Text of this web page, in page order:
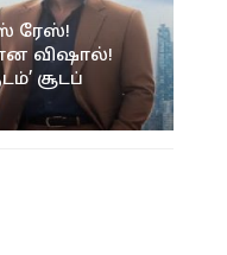
ரேஸ்!
விஷால்!
சூடப்